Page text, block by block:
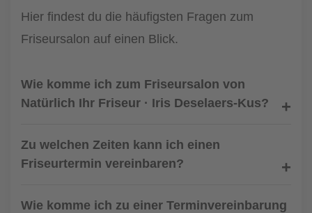
Hier findest du die häufigsten Fragen zum
Friseursalon auf einen Blick.
Wie komme ich zum Friseursalon von
Natürlich Ihr Friseur · Iris Deselaers-Kus?
Zu welchen Zeiten kann ich einen
Friseurtermin vereinbaren?
Wie komme ich zu einer Terminvereinbarung